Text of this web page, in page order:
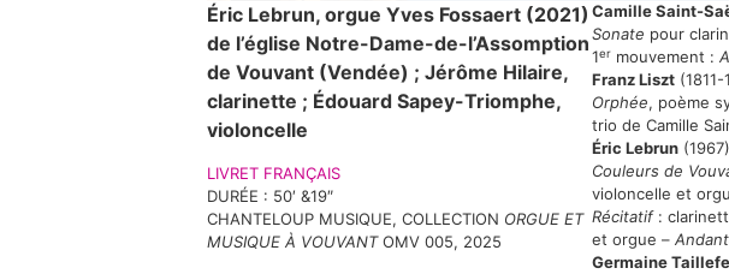
Éric Lebrun, orgue Yves Fossaert (2021)
de l’église Notre-Dame-de-l’Assomption
de Vouvant (Vendée) ; Jérôme Hilaire,
clarinette ; Édouard Sapey-Triomphe,
violoncelle
LIVRET FRANÇAIS
DURÉE : 50′ &19″
CHANTELOUP MUSIQUE, COLLECTION ORGUE ET
MUSIQUE À VOUVANTOMV 005, 2025
Camille Saint-
Sonate pour
1er mouvement :
Franz Liszt
Orphée, poème
trio de Camille
Éric Lebrun (1967)
Couleurs de
violoncelle et
Récitatif:
et orgue –
Germaine